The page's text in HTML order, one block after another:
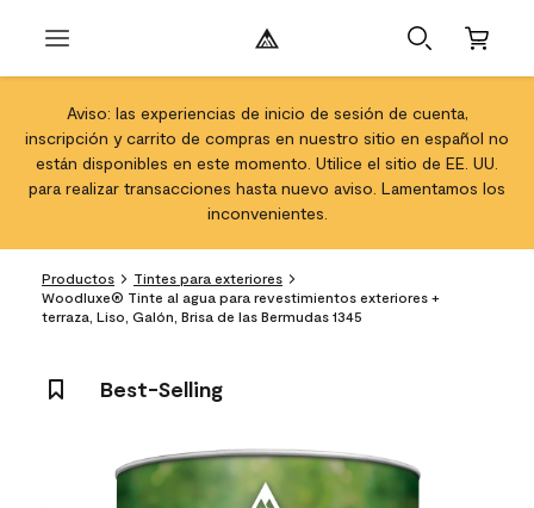
Aviso: las experiencias de inicio de sesión de cuenta,
inscripción y carrito de compras en nuestro sitio en español no
están disponibles en este momento. Utilice el sitio de EE. UU.
para realizar transacciones hasta nuevo aviso. Lamentamos los
inconvenientes.
Productos
Tintes para exteriores
Woodluxe® Tinte al agua para revestimientos exteriores +
terraza, Liso, Galón, Brisa de las Bermudas 1345
Best-Selling